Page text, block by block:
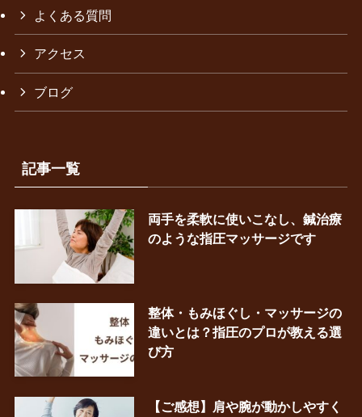
よくある質問
アクセス
ブログ
記事一覧
両手を柔軟に使いこなし、鍼治療
のような指圧マッサージです
整体・もみほぐし・マッサージの
違いとは？指圧のプロが教える選
び方
【ご感想】肩や腕が動かしやすく